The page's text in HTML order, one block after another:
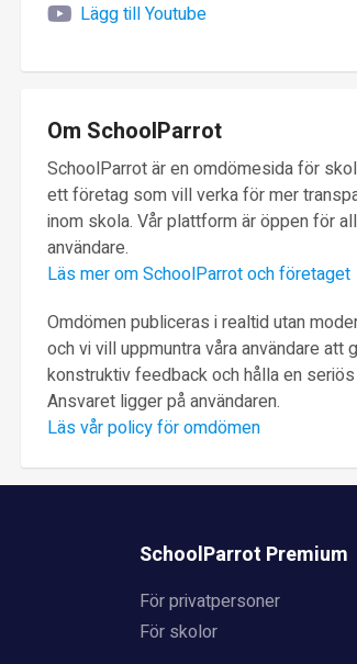
Lägg till Youtube
Om SchoolParrot
SchoolParrot är en omdömesida för
ett företag som vill verka för mer
inom skola. Vår plattform är öppen för
användare.
Läs mer om SchoolParrot och företaget
Omdömen publiceras i realtid utan
och vi vill uppmuntra våra användare att
konstruktiv feedback och hålla en
Ansvaret ligger på användaren.
Läs vår policy för omdömen
SchoolParrot Premium
För privatpersoner
För skolor